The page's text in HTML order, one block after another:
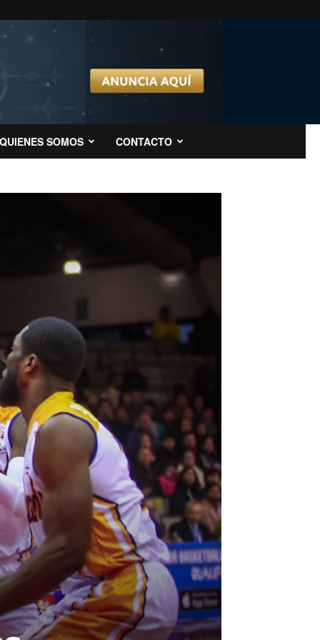
QUIENES SOMOS CONTACTO